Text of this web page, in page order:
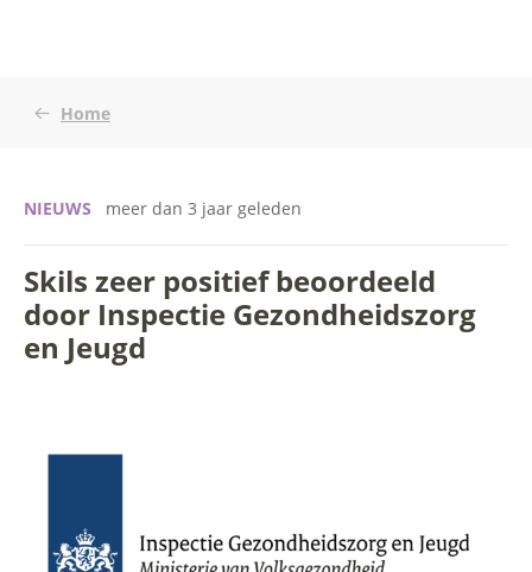
Home
NIEUWS meer dan 3 jaar geleden
Skils zeer positief beoordeeld
door Inspectie Gezondheidszorg
en Jeugd